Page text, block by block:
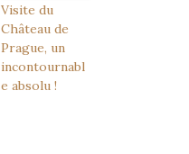
Visite du
Château de
Prague, un
incontournabl
e absolu !